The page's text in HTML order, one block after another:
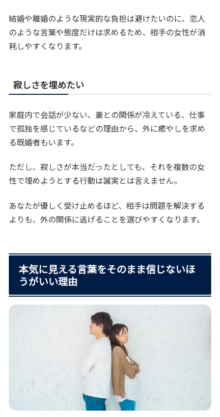
結婚や離婚のような現実的な負担は避けたいのに、恋人
のような言葉や態度だけは求めるため、相手の女性が消
耗しやすくなります。
寂しさを埋めたい
家庭内で会話が少ない、妻との関係が冷えている、仕事
で孤独を感じているなどの理由から、外に癒やしを求め
る既婚者もいます。
ただし、寂しさが本当だったとしても、それを複数の女
性で埋めようとする行動は誠実とは言えません。
あなたが優しく受け止めるほど、相手は問題を解決する
よりも、外の関係に逃げることを選びやすくなります。
本気に見える言葉をそのまま信じないほ
うがいい理由